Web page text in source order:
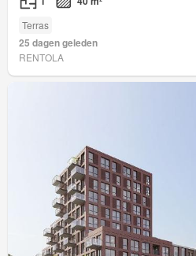
Terras
25 dagen geleden
RENTOLA